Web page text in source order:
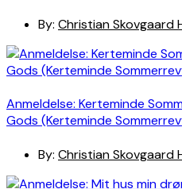
By: Christian Skovgaard
Anmeldelse: Kerteminde
Gods (Kerteminde
By: Christian Skovgaard